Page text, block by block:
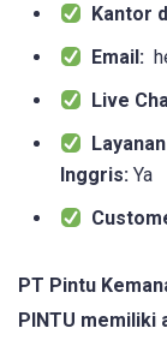
Kantor
Email:
Live
Inggris: Ya
PT Pintu
PINTU memiliki